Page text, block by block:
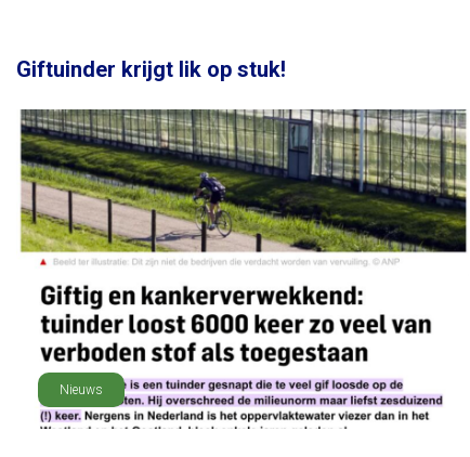
Giftuinder krijgt lik op stuk!
Nieuws